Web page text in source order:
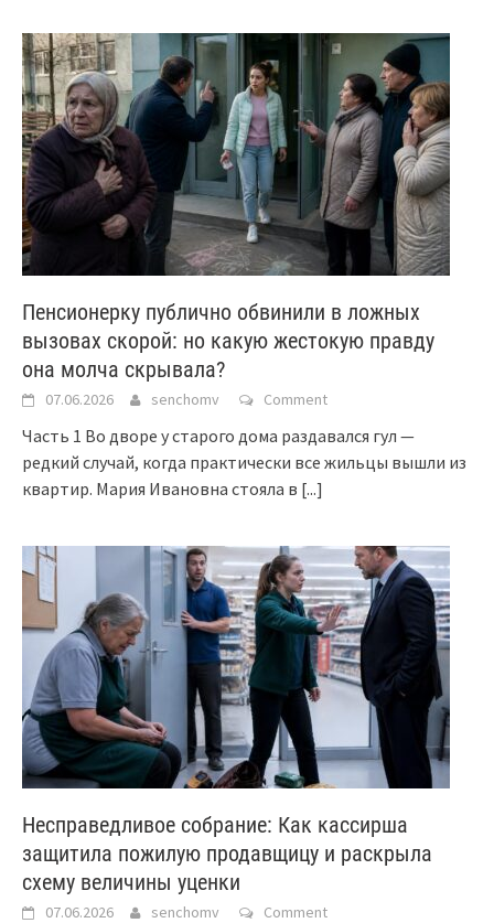
Пенсионерку публично обвинили в ложных
вызовах скорой: но какую жестокую правду
она молча скрывала?
07.06.2026 senchomv Comment
Часть 1 Во дворе у старого дома раздавался гул —
редкий случай, когда практически все жильцы вышли из
квартир. Мария Ивановна стояла в [...]
Несправедливое собрание: Как кассирша
защитила пожилую продавщицу и раскрыла
схему величины уценки
07.06.2026 senchomv Comment